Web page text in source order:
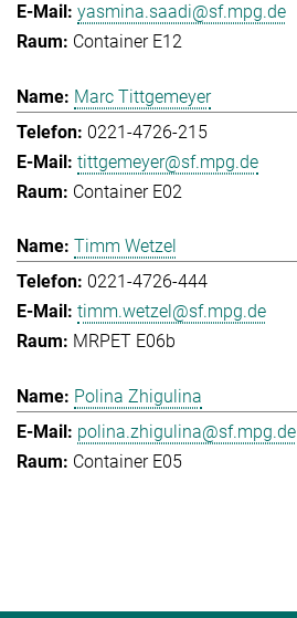
yasmina.saadi@sf.mpg.de
Container E12
Marc Tittgemeyer
0221-4726-215
tittgemeyer@sf.mpg.de
Container E02
Timm Wetzel
0221-4726-444
timm.wetzel@sf.mpg.de
MRPET E06b
Polina Zhigulina
polina.zhigulina@sf.mpg.de
Container E05